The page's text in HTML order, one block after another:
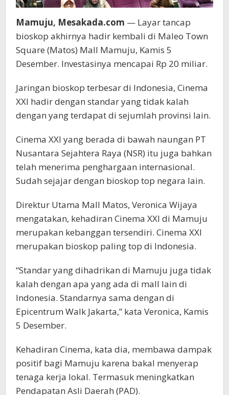
Mamuju, Mesakada.com — Layar tancap
bioskop akhirnya hadir kembali di Maleo Town
Square (Matos) Mall Mamuju, Kamis 5
Desember. Investasinya mencapai Rp 20 miliar.
Jaringan bioskop terbesar di Indonesia, Cinema
XXI hadir dengan standar yang tidak kalah
dengan yang terdapat di sejumlah provinsi lain.
Cinema XXI yang berada di bawah naungan PT
Nusantara Sejahtera Raya (NSR) itu juga bahkan
telah menerima penghargaan internasional.
Sudah sejajar dengan bioskop top negara lain.
Direktur Utama Mall Matos, Veronica Wijaya
mengatakan, kehadiran Cinema XXI di Mamuju
merupakan kebanggan tersendiri. Cinema XXI
merupakan bioskop paling top di Indonesia.
“Standar yang dihadrikan di Mamuju juga tidak
kalah dengan apa yang ada di mall lain di
Indonesia. Standarnya sama dengan di
Epicentrum Walk Jakarta,” kata Veronica, Kamis
5 Desember.
Kehadiran Cinema, kata dia, membawa dampak
positif bagi Mamuju karena bakal menyerap
tenaga kerja lokal. Termasuk meningkatkan
Pendapatan Asli Daerah (PAD).